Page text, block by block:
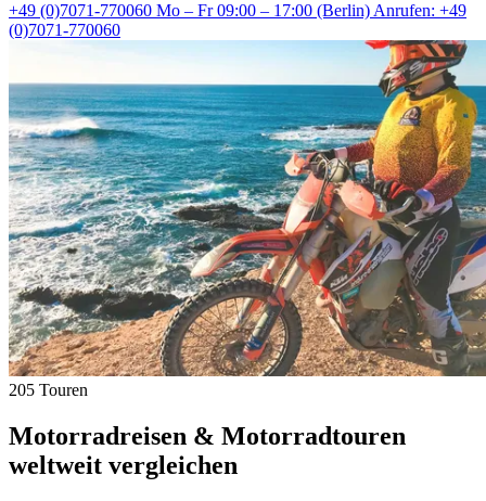
+49 (0)7071-770060 Mo – Fr 09:00 – 17:00 (Berlin)Anrufen: +49
(0)7071-770060
205 Touren
Motorradreisen & Motorradtouren
weltweit vergleichen